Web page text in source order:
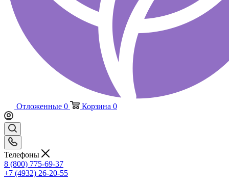
Отложенные 0 Корзина 0
Телефоны
8 (800) 775-69-37
+7 (4932) 26-20-55